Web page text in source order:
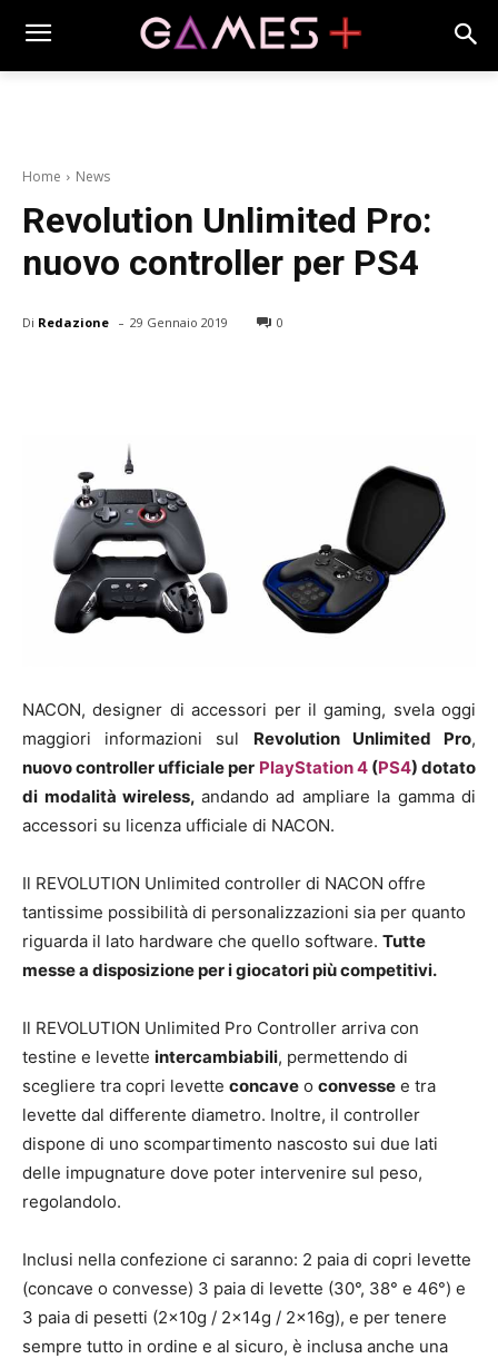
Home News
Revolution Unlimited Pro:
nuovo controller per PS4
Di Redazione - 29 Gennaio 2019 0
NACON, designer di accessori per il gaming, svela oggi
maggiori informazioni sul Revolution Unlimited Pro,
nuovo controller ufficiale per PlayStation 4(PS4) dotato
di modalità wireless, andando ad ampliare la gamma di
accessori su licenza ufficiale di NACON.
Il REVOLUTION Unlimited controller di NACON offre
tantissime possibilità di personalizzazioni sia per quanto
riguarda il lato hardware che quello software. Tutte
messe a disposizione per i giocatori più competitivi.
Il REVOLUTION Unlimited Pro Controller arriva con
testine e levette intercambiabili, permettendo di
scegliere tra copri levette concave o convesse e tra
levette dal differente diametro. Inoltre, il controller
dispone di uno scompartimento nascosto sui due lati
delle impugnature dove poter intervenire sul peso,
regolandolo.
Inclusi nella confezione ci saranno: 2 paia di copri levette
(concave o convesse) 3 paia di levette (30°, 38° e 46°) e
3 paia di pesetti (2x10g / 2x14g / 2x16g), e per tenere
sempre tutto in ordine e al sicuro, è inclusa anche una